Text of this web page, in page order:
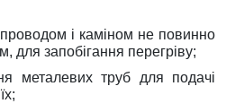
і каміном не повинно
для запобігання перегріву;
металевих труб для подачі